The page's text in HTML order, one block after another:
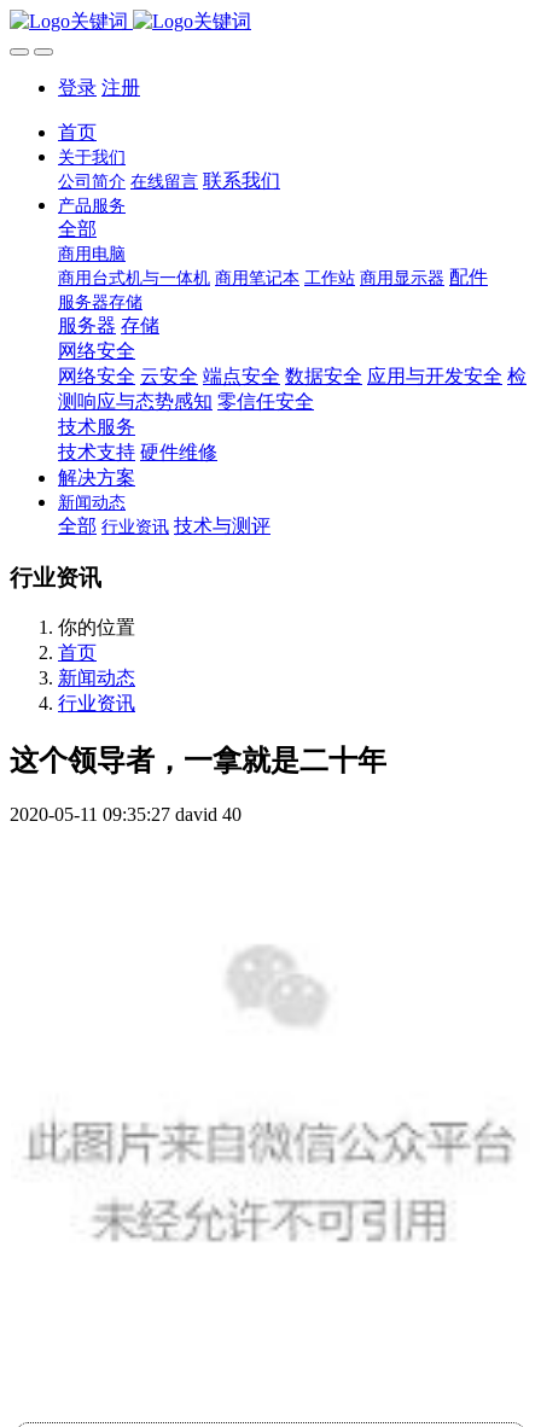
登录 注册
首页
关于我们
公司简介 在线留言 联系我们
产品服务
全部
商用电脑
商用台式机与一体机 商用笔记本 工作站 商用显示器 配件
服务器存储
服务器 存储
网络安全
网络安全 云安全 端点安全 数据安全 应用与开发安全 检
测响应与态势感知 零信任安全
技术服务
技术支持 硬件维修
解决方案
新闻动态
全部 行业资讯 技术与测评
行业资讯
你的位置
首页
新闻动态
行业资讯
这个领导者，一拿就是二十年
2020-05-11 09:35:27 david 40